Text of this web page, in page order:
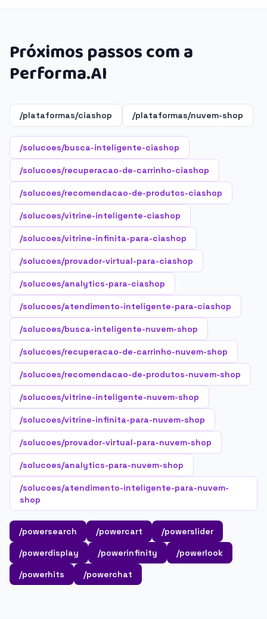
Próximos passos com a
Performa.AI
/plataformas/ciashop /plataformas/nuvem-shop
/solucoes/busca-inteligente-ciashop
/solucoes/recuperacao-de-carrinho-ciashop
/solucoes/recomendacao-de-produtos-ciashop
/solucoes/vitrine-inteligente-ciashop
/solucoes/vitrine-infinita-para-ciashop
/solucoes/provador-virtual-para-ciashop
/solucoes/analytics-para-ciashop
/solucoes/atendimento-inteligente-para-ciashop
/solucoes/busca-inteligente-nuvem-shop
/solucoes/recuperacao-de-carrinho-nuvem-shop
/solucoes/recomendacao-de-produtos-nuvem-shop
/solucoes/vitrine-inteligente-nuvem-shop
/solucoes/vitrine-infinita-para-nuvem-shop
/solucoes/provador-virtual-para-nuvem-shop
/solucoes/analytics-para-nuvem-shop
/solucoes/atendimento-inteligente-para-nuvem-
shop
/powersearch /powercart
/powerslider
/powerdisplay
/powerinfinity
/powerlook
/powerhits
/powerchat